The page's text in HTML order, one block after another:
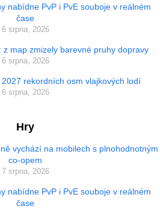
nabídne PvP i PvE souboje v reálném
čase
6 srpna, 2026
z map zmizely barevné pruhy dopravy
6 srpna, 2026
rekordních osm vlajkových lodí
6 srpna, 2026
Hry
vychází na mobilech s plnohodnotným
co-opem
7 srpna, 2026
nabídne PvP i PvE souboje v reálném
čase